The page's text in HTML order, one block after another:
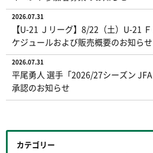
2026.07.31
【U-21 Ｊリーグ】8/22（土）U-21
ケジュールおよび販売概要のお知らせ
2026.07.31
平尾勇人 選手「2026/27シーズン
承認のお知らせ
カテゴリー